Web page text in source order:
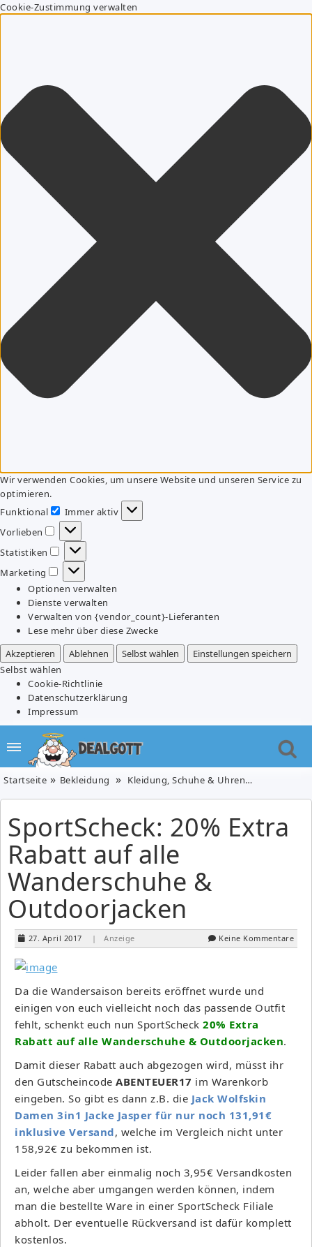
Cookie-Zustimmung verwalten
Wir verwenden Cookies, um unsere Website und unseren Service zu
optimieren.
Funktional
Funktional
Immer aktiv
Vorlieben
Vorlieben
Statistiken
Statistiken
Marketing
Marketing
Optionen verwalten
Dienste verwalten
Verwalten von {vendor_count}-Lieferanten
Lese mehr über diese Zwecke
Akzeptieren
Ablehnen Selbst wählen
Einstellungen speichern
Selbst wählen
Cookie-Richtlinie
Datenschutzerklärung
Impressum
Startseite Bekleidung Kleidung, Schuhe & Uhren
SportScheck: 20% Extra
Rabatt auf alle
Wanderschuhe &
Outdoorjacken
27. April 2017 | Anzeige Keine Kommentare
Da die Wandersaison bereits eröffnet wurde und
einigen von euch vielleicht noch das passende Outfit
fehlt, schenkt euch nun SportScheck 20% Extra
Rabatt auf alle Wanderschuhe & Outdoorjacken.
Damit dieser Rabatt auch abgezogen wird, müsst ihr
den Gutscheincode ABENTEUER17 im Warenkorb
eingeben. So gibt es dann z.B. die Jack Wolfskin
Damen 3in1 Jacke Jasper für nur noch 131,91€
inklusive Versand, welche im Vergleich nicht unter
158,92€ zu bekommen ist.
Leider fallen aber einmalig noch 3,95€ Versandkosten
an, welche aber umgangen werden können, indem
man die bestellte Ware in einer SportScheck Filiale
abholt. Der eventuelle Rückversand ist dafür komplett
kostenlos.